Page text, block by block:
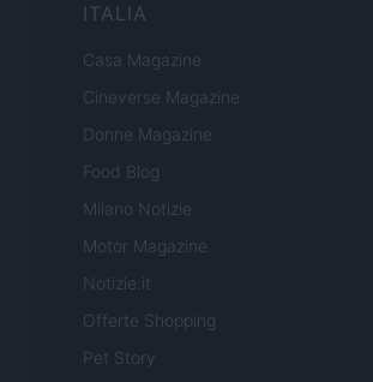
ITALIA
Casa Magazine
Cineverse Magazine
Donne Magazine
Food Blog
Milano Notizie
Motor Magazine
Notizie.it
Offerte Shopping
Pet Story